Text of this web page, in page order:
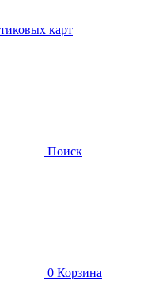
Поиск
0 Корзина